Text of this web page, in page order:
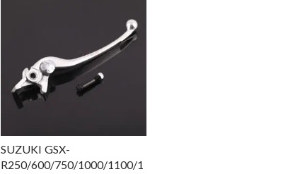
SUZUKI GSX-
R250/600/750/1000/1100/1